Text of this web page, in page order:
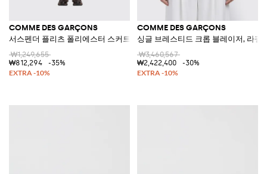
COMME DES GARÇONS
서스펜더 플리츠 폴리에스터 스커트
₩1,249,655
₩812,294
-35%
COMME DES GARÇONS
싱글 브레스티드 크롭 블레이저, 라펠
₩3,460,567
₩2,422,400
-30%